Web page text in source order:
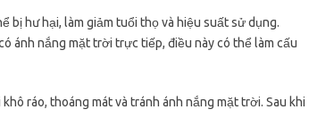
bị hư hại, làm giảm tuổi thọ và hiệu suất sử dụng.
ánh nắng mặt trời trực tiếp, điều này có thể làm cấu
ráo, thoáng mát và tránh ánh nắng mặt trời. Sau khi